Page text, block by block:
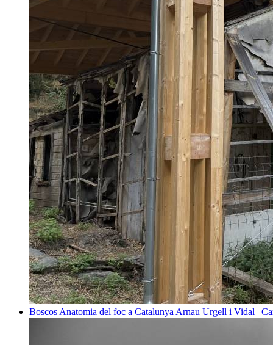
Boscos Anatomia del foc a Catalunya Arnau Urgell i Vidal |